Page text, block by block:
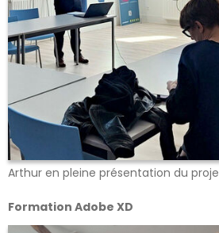
Arthur en pleine présentation du
Formation Adobe XD